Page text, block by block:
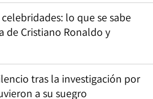
lo que se sabe
de Cristiano Ronaldo y
tras la investigación por
a su suegro